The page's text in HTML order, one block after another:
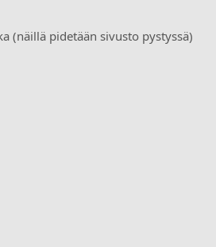
(näillä pidetään sivusto pystyssä)